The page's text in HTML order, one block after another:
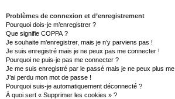
Problèmes de connexion et d’enregistrement
Pourquoi dois-je m’enregistrer ?
Que signifie COPPA ?
Je souhaite m’enregistrer, mais je n’y parviens pas !
Je suis enregistré mais je ne peux pas me connecter !
Pourquoi ne puis-je pas me connecter ?
Je me suis enregistré par le passé mais je ne peux plus
J’ai perdu mon mot de passe !
Pourquoi suis-je automatiquement déconnecté ?
À quoi sert « Supprimer les cookies » ?